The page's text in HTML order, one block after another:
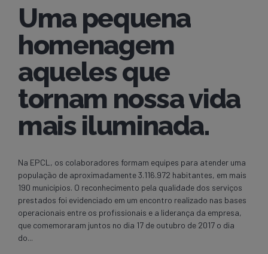
Uma pequena
homenagem
aqueles que
tornam nossa vida
mais iluminada.
Na EPCL, os colaboradores formam equipes para atender uma
população de aproximadamente 3.116.972 habitantes, em mais
190 municípios. O reconhecimento pela qualidade dos serviços
prestados foi evidenciado em um encontro realizado nas bases
operacionais entre os profissionais e a liderança da empresa,
que comemoraram juntos no dia 17 de outubro de 2017 o dia
do...